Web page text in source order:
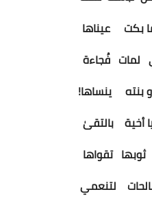
بكت عيناها
لمات فُجاءة
ينساها!
بالتقىٰ
تقواها
لتنعمي